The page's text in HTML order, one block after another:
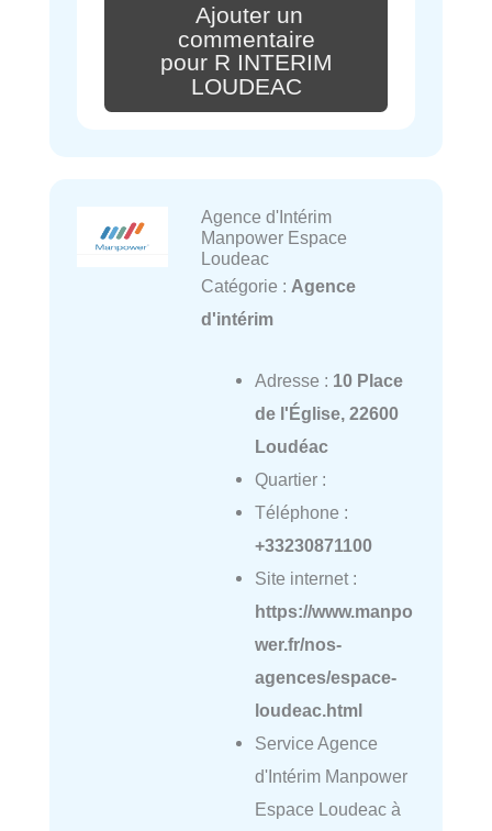
Ajouter un
commentaire
pour R INTERIM
LOUDEAC
Agence d'Intérim
Manpower Espace
Loudeac
Catégorie : Agence
d'intérim
Adresse : 10 Place
de l'Église, 22600
Loudéac
Quartier :
Téléphone :
+33230871100
Site internet :
https://www.manpo
wer.fr/nos-
agences/espace-
loudeac.html
Service Agence
d'Intérim Manpower
Espace Loudeac à